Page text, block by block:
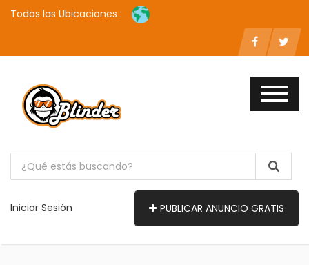
Todas las Ubicaciones :
Iniciar Sesión PUBLICAR ANUNCIO GRATIS